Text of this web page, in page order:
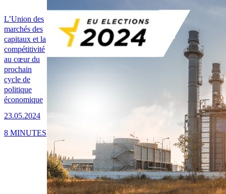
L’Union des
marchés des
capitaux et la
compétitivité
au cœur du
prochain
cycle de
politique
économique
23.05.2024
8 MINUTES